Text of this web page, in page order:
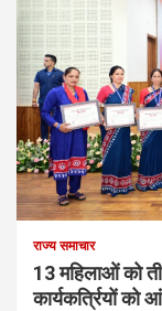
राज्य समाचार
13 महिलाओं को
कार्यकर्त्रियों को